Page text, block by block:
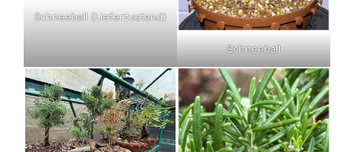
Schneeball (Lieferzustand)
Schneeball